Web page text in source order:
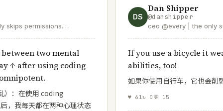
skips permissions.
two mental
↑ after using coding
）：在使用 coding
，我每天都在两种心理状态
DS
Dan Shipper
@danshipper
ceo @every | the only
If you use a bicycle it
abilities, too!
如果你使用自行车，它也会削
♥ 61↻ 0 💬 15